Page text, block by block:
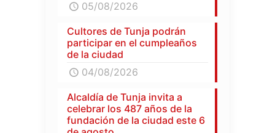
05/08/2026
Cultores de Tunja podrán
participar en el cumpleaños
de la ciudad
04/08/2026
Alcaldía de Tunja invita a
celebrar los 487 años de la
fundación de la ciudad este 6